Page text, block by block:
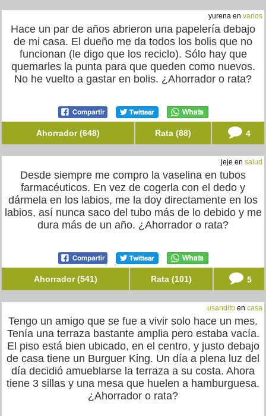
yurena en varios
Hace un par de años abrieron una papelería debajo
de mi casa. El dueño me da todos los bolis que no
funcionan (le digo que los reciclo). Sólo hay que
quemarles la punta para que queden como nuevos.
No he vuelto a gastar en bolis. ¿Ahorrador o rata?
Ahorrador (648) Rata (88) 4
jeje en salud
Desde siempre me compro la vaselina en tubos
farmacéuticos. En vez de cogerla con el dedo y
dármela en los labios, me la doy directamente en los
labios, así nunca saco del tubo más de lo debido y me
dura más de un año. ¿Ahorrador o rata?
Ahorrador (541) Rata (101) 5
usandito en casa
Tengo un amigo que se fue a vivir solo hace un mes.
Tenía una terraza bastante amplia pero estaba vacía.
El piso está bien ubicado, en el centro, y justo debajo
de casa tiene un Burguer King. Un día a plena luz del
día decidió amueblarse la terraza a su costa. Ahora
tiene 3 sillas y una mesa que huelen a hamburguesa.
¿Ahorrador o rata?